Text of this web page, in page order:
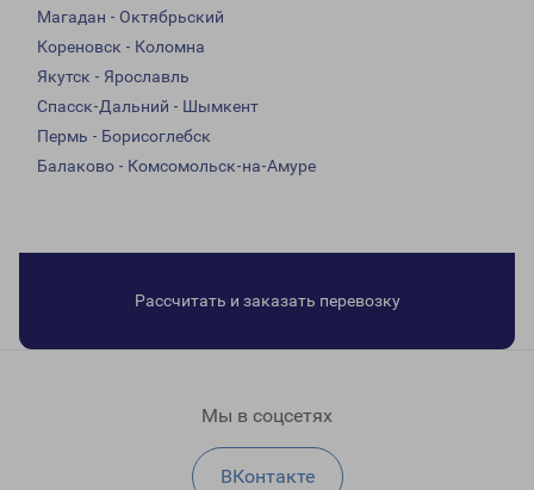
Магадан - Октябрьский
Кореновск - Коломна
Якутск - Ярославль
Спасск-Дальний - Шымкент
Пермь - Борисоглебск
Балаково - Комсомольск-на-Амуре
Рассчитать и заказать перевозку
Мы в соцсетях
ВКонтакте